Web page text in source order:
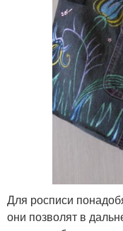
Для росписи
они позволят в